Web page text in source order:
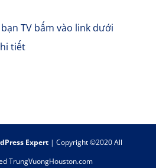
TV bấm vào link dưới
tiết
Expert | Copyright ©2020 All
TrungVuongHouston.com